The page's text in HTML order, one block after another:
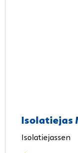
Isolatiejas
Isolatiejassen